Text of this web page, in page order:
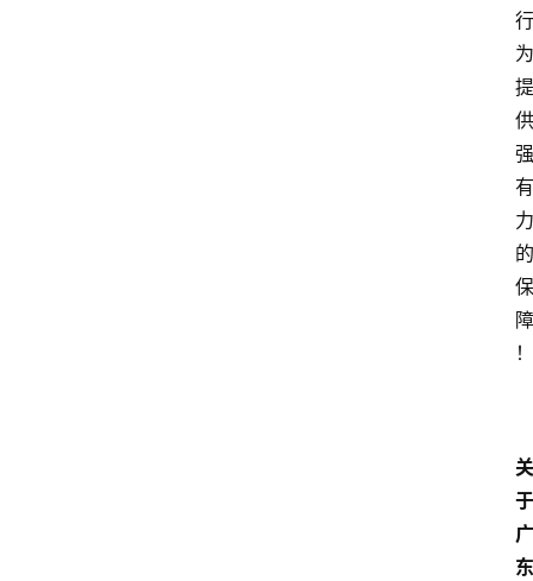
行
为
提
供
强
有
力
的
保
障
！
关
于
广
东